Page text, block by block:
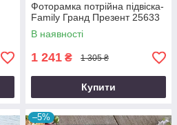
Фоторамка потрійна підвіска-
Family Гранд Презент 25633
В наявності
1 241 ₴ 1 305 ₴
Купити
–5%